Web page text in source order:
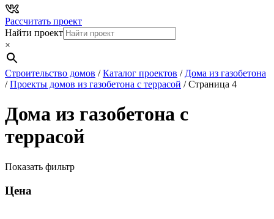
Рассчитать проект
Найти проект
×
Строительство домов /Каталог проектов / Дома из газобетона
/Проекты домов из газобетона с террасой /Страница 4
Дома из газобетона с
террасой
Показать фильтр
Цена